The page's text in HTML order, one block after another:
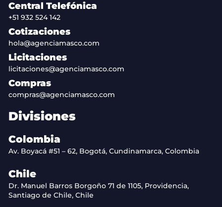
Central Telefónica
+51 932 524 142
Cotizaciones
hola@agenciamasco.com
Licitaciones
licitaciones@agenciamasco.com
Compras
compras@agenciamasco.com
Divisiones
Colombia
Av. Boyacá #51 – 62, Bogotá, Cundinamarca, Colombia
Chile
Dr. Manuel Barros Borgoño 71 de 1105, Providencia,
Santiago de Chile, Chile